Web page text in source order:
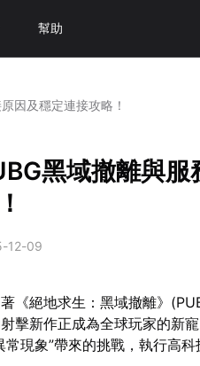
幫助
因及穩定連接攻略！
黑域撤離與
12-09
《絕地求生：黑域撤離》
擊新作正成為全球玩家的新
常現象”帶來的挑戰，執行高科